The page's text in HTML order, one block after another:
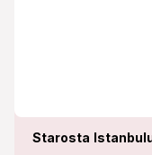
Starosta